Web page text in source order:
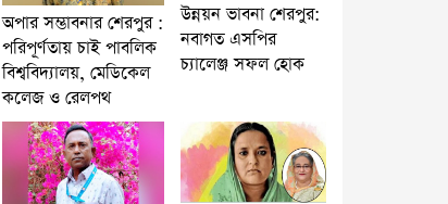
অপার সম্ভাবনার শেরপুর :
পরিপূর্ণতায় চাই পাবলিক
বিশ্ববিদ্যালয়, মেডিকেল
কলেজ ও রেলপথ
উন্নয়ন ভাবনা শেরপুর:
নবাগত এসপির
চ্যালেঞ্জ সফল হোক